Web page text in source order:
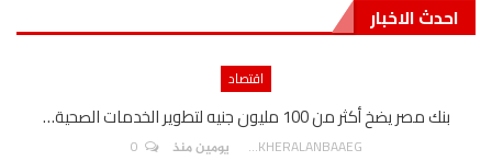
احدث الاخبار
اقتصاد
بنك مصر يضخ أكثر من 100 مليون جنيه لتطوير الخدمات الصحية…
AKHERALANBAAEG يومين منذ